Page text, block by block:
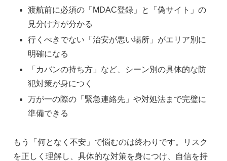
渡航前に必須の「MDAC登録」と「偽サイト」の
見分け方が分かる
行くべきでない「治安が悪い場所」がエリア別に
明確になる
「カバンの持ち方」など、シーン別の具体的な防
犯対策が身につく
万が一の際の「緊急連絡先」や対処法まで完璧に
準備できる
もう「何となく不安」で悩むのは終わりです。リスク
を正しく理解し、具体的な対策を身につけ、自信を持